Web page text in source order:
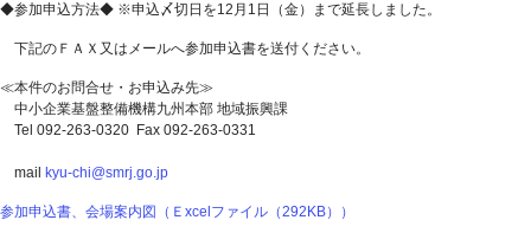
◆参加申込方法◆ ※申込〆切日を12月1日（金）まで延長しました。
下記のＦＡＸ又はメールへ参加申込書を送付ください。
≪本件のお問合せ・お申込み先≫
中小企業基盤整備機構九州本部 地域振興課
Tel 092-263-0320 Fax 092-263-0331
mail kyu-chi@smrj.go.jp
参加申込書、会場案内図（Ｅxcelファイル（292KB））